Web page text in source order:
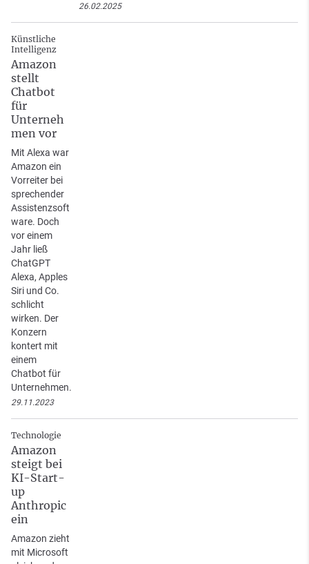
26.02.2025
Künstliche
Intelligenz
Amazon
stellt
Chatbot
für
Unterneh
men vor
Mit Alexa war
Amazon ein
Vorreiter bei
sprechender
Assistenzsoft
ware. Doch
vor einem
Jahr ließ
ChatGPT
Alexa, Apples
Siri und Co.
schlicht
wirken. Der
Konzern
kontert mit
einem
Chatbot für
Unternehmen.
29.11.2023
Technologie
Amazon
steigt bei
KI-Start-
up
Anthropic
ein
Amazon zieht
mit Microsoft